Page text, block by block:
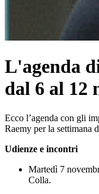
L'agenda
dal 6 al 12
Ecco l’agenda con gli
Raemy per la settimana
Udienze e incontri
Martedì 7
Colla.